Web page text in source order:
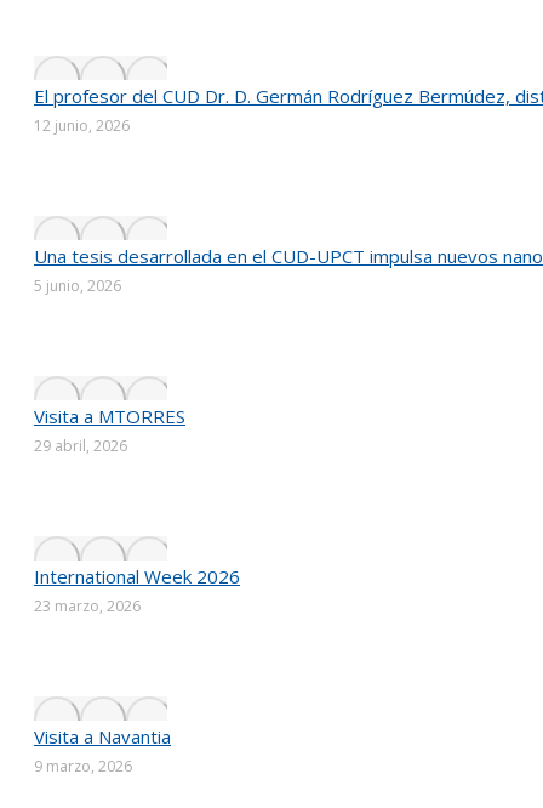
El profesor del CUD Dr. D. Germán Rodríguez Bermúdez,
12 junio, 2026
Una tesis desarrollada en el CUD-UPCT impulsa nuevos
5 junio, 2026
Visita a MTORRES
29 abril, 2026
International Week 2026
23 marzo, 2026
Visita a Navantia
9 marzo, 2026